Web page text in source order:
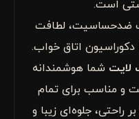
است.
ضدحساسیت، لطافت
دکوراسیون اتاق خواب.
لایت شما هوشمندانه
و مناسب برای تمام
جلوه‌ای زیبا و